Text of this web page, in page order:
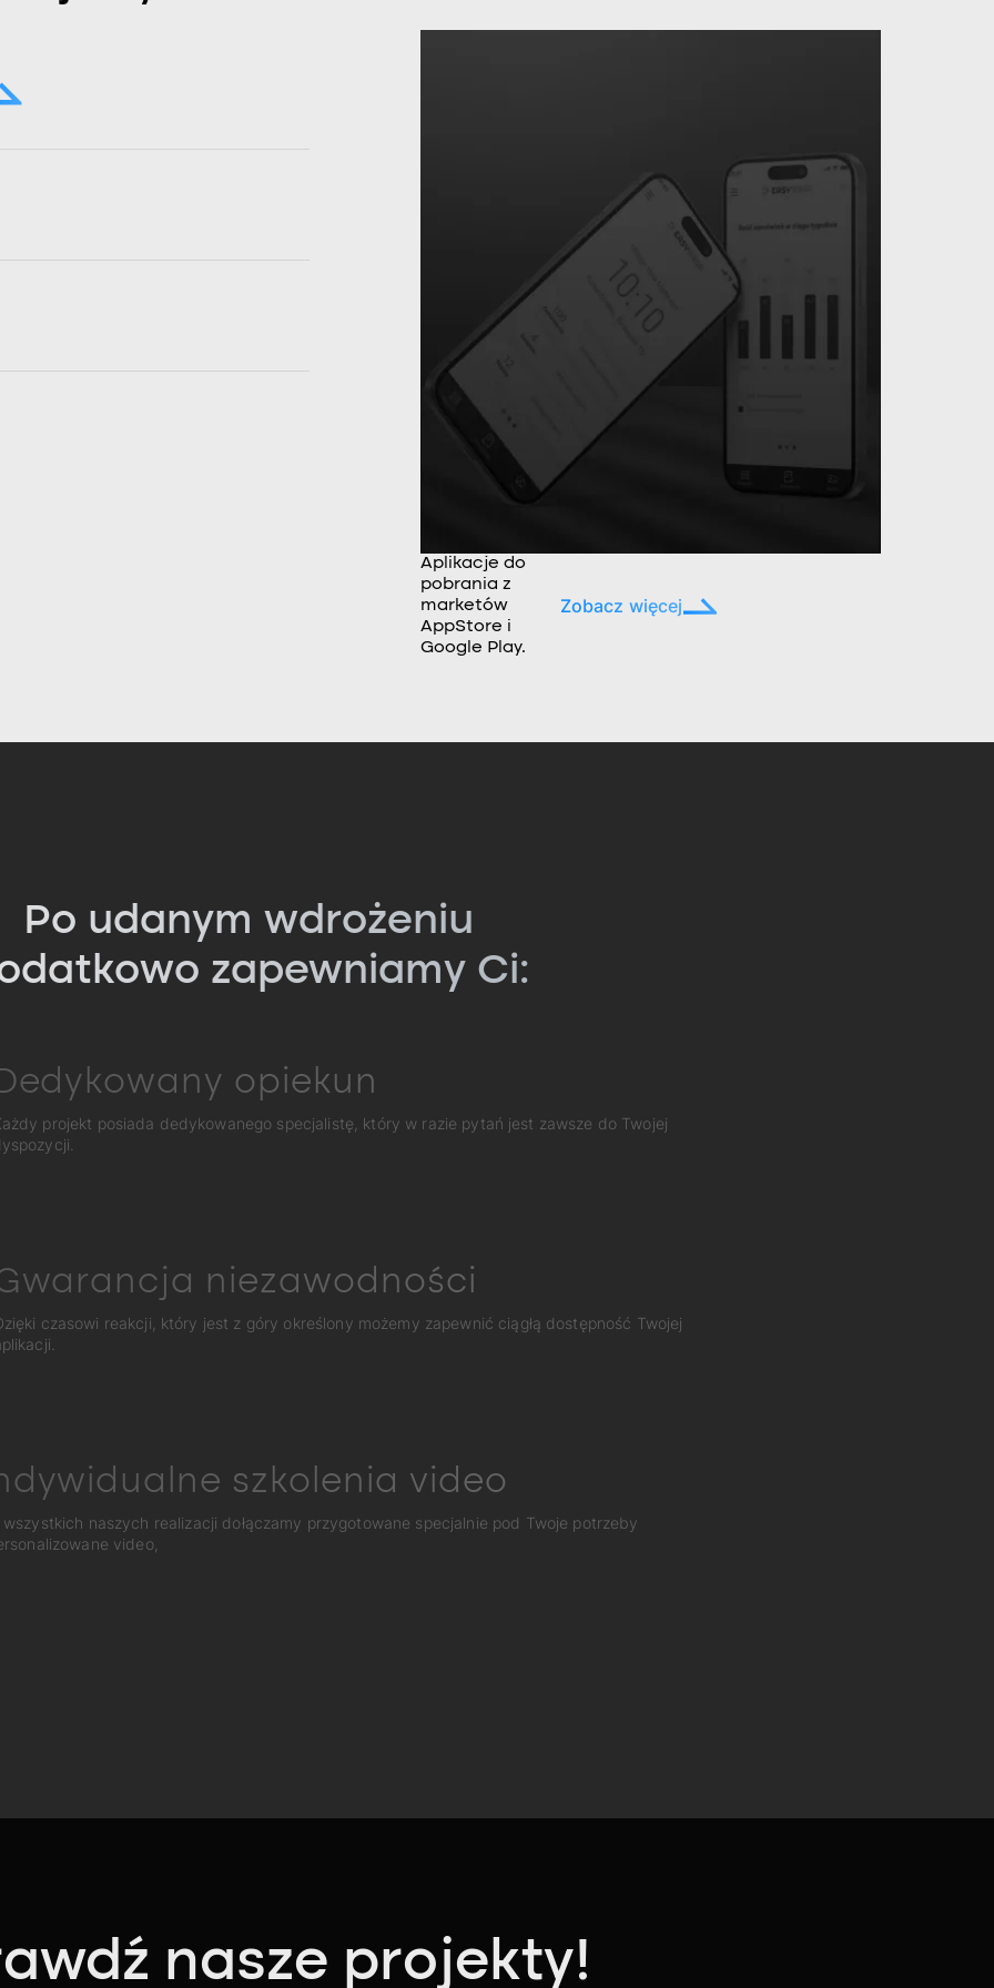
Aplikacje do
pobrania z
marketów
AppStore i
Google Play.
Zobacz więcej
Po udanym wdrożeniu
zapewniamy Ci:
opiekun
projekt posiada dedykowanego specjalistę, który w razie pytań jest zawsze do Twojej
niezawodności
czasowi reakcji, który jest z góry określony możemy zapewnić ciągłą dostępność Twojej
szkolenia video
wszystkich naszych realizacji dołączamy przygotowane specjalnie pod Twoje potrzeby
video,
nasze projekty!